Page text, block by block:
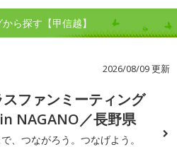
ら探す【甲信越】
2026/08/09 更新
スファンミーティング
NAGANO／長野県
、つながろう。つなげよう。